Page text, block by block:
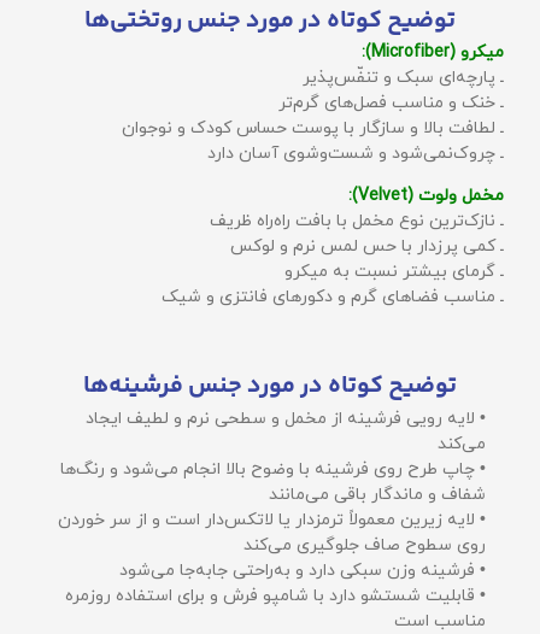
توضیح کوتاه در مورد جنس روتختی‌ها
میکرو (Microfiber):
ـ پارچه‌ای سبک و تنفّس‌پذیر
ـ خنک و مناسب فصل‌های گرم‌تر
ـ لطافت بالا و سازگار با پوست حساس کودک و نوجوان
ـ چروک‌نمی‌شود و شست‌وشوی آسان دارد
مخمل ولوت (Velvet):
ـ نازک‌ترین نوع مخمل با بافت راه‌راه ظریف
ـ کمی پرزدار با حس لمس نرم و لوکس
ـ گرمای بیشتر نسبت به میکرو
ـ مناسب فضاهای گرم و دکورهای فانتزی و شیک
توضیح کوتاه در مورد جنس فرشینه‌ها
• لایه رویی فرشینه از مخمل و سطحی نرم و لطیف ایجاد
می‌کند
• چاپ طرح روی فرشینه با وضوح بالا انجام می‌شود و رنگ‌ها
شفاف و ماندگار باقی می‌مانند
• لایه زیرین معمولاً ترمزدار یا لاتکس‌دار است و از سر خوردن
روی سطوح صاف جلوگیری می‌کند
• فرشینه وزن سبکی دارد و به‌راحتی جابه‌جا می‌شود
• قابلیت شستشو دارد با شامپو فرش و برای استفاده روزمره
مناسب است